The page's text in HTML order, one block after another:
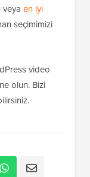
veya en iyi
seçimimizi
video
olun. Bizi